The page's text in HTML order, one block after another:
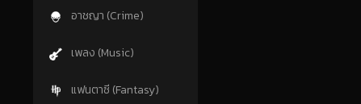
อาชญา (Crime)
เพลง (Music)
แฟนตาซี (Fantasy)